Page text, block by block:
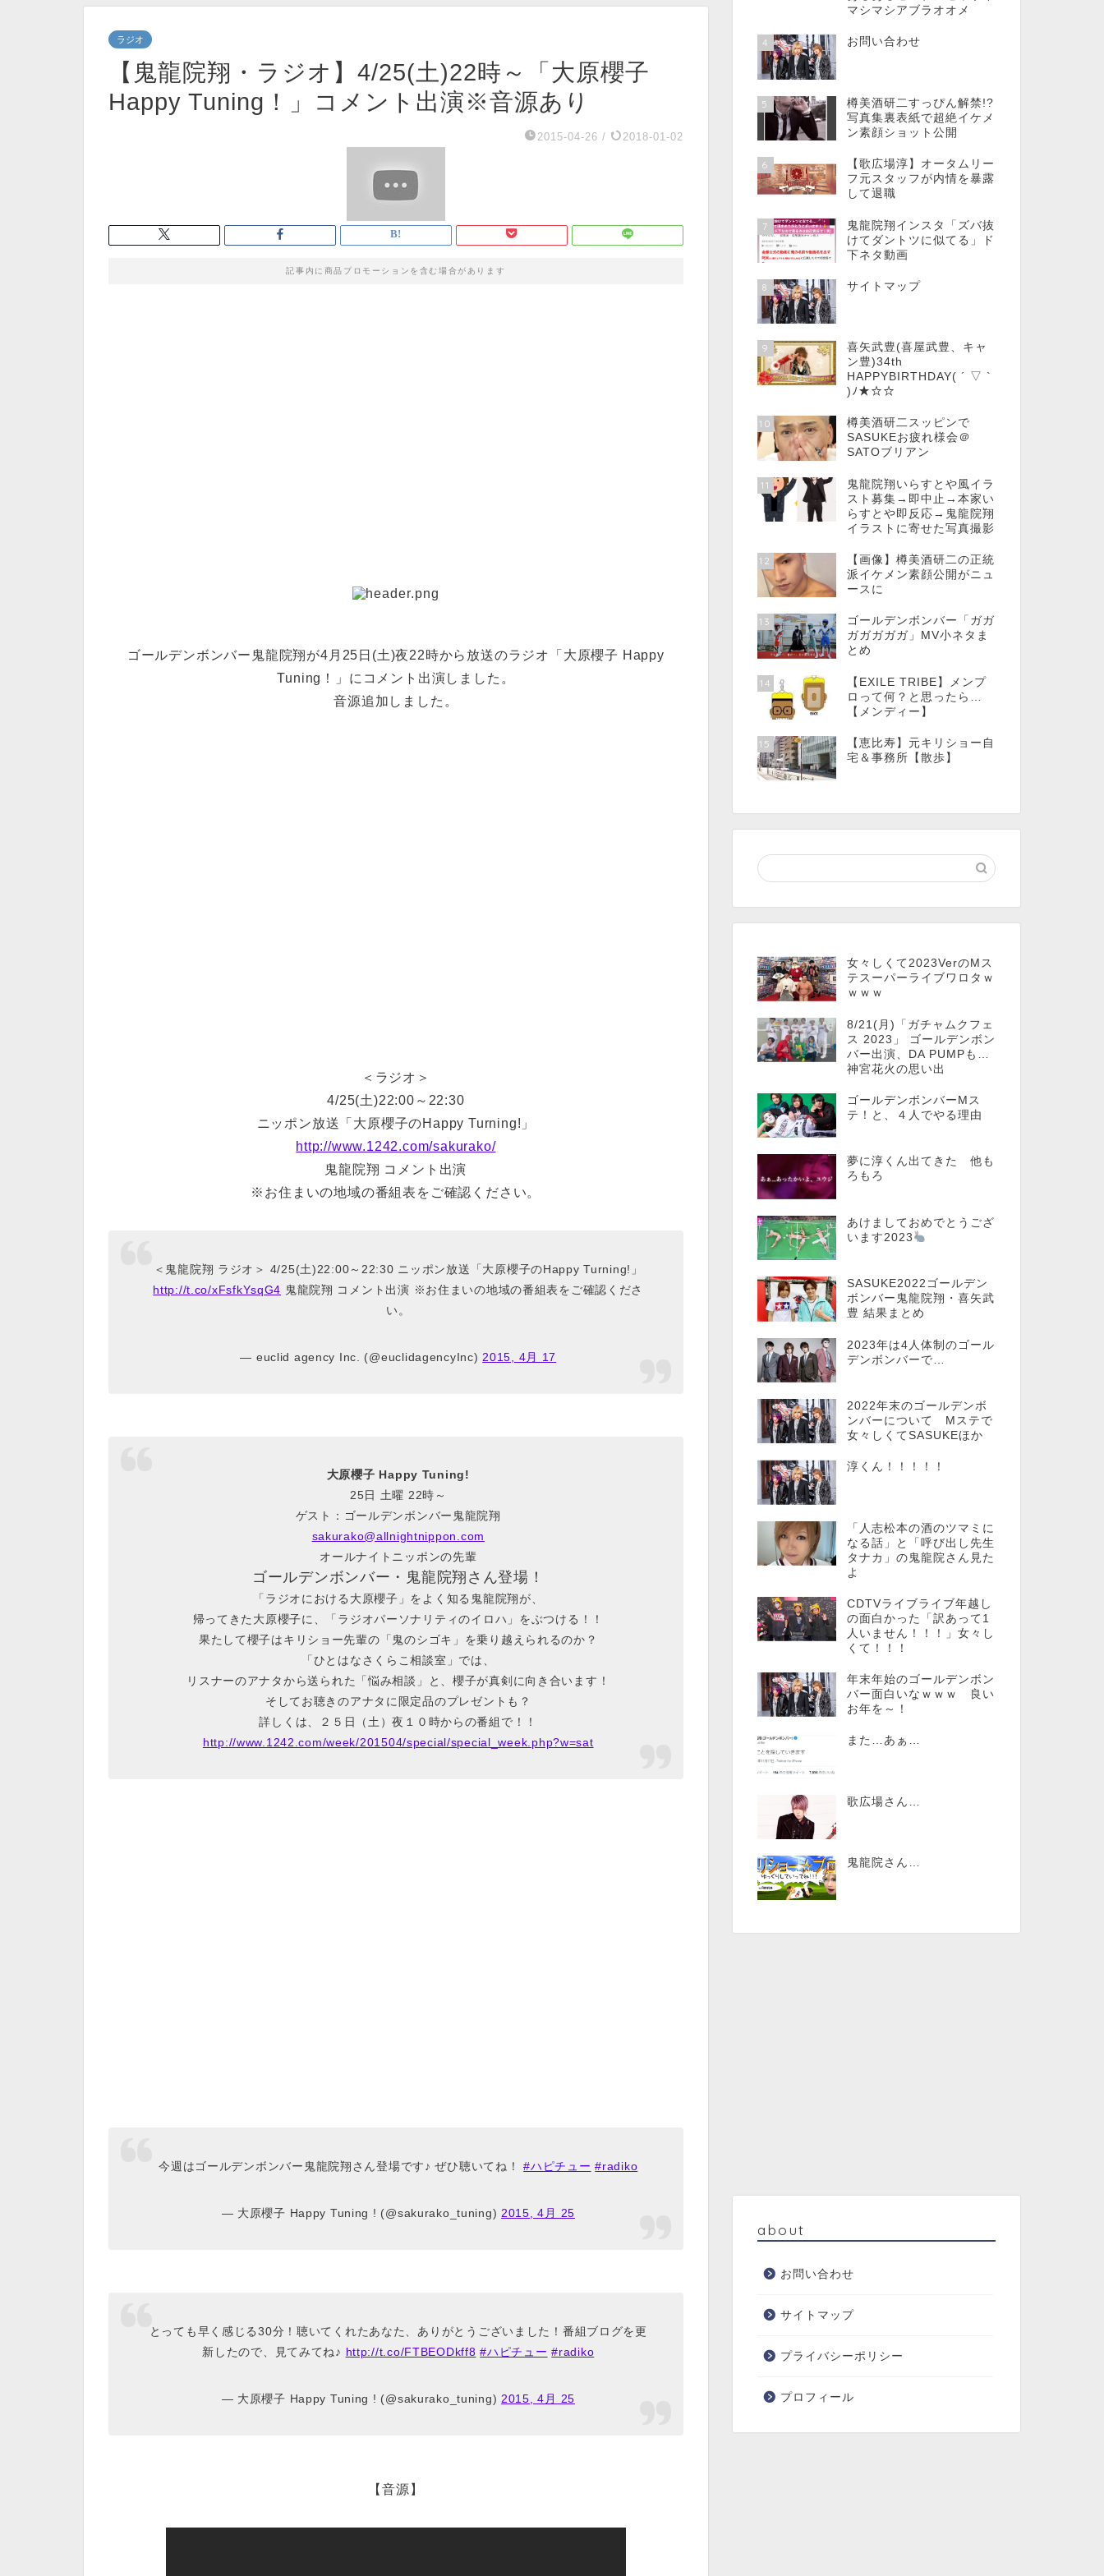
ラジオ
【鬼龍院翔・ラジオ】4/25(土)22時～「大原櫻子
Happy Tuning！」コメント出演※音源あり
2015-04-26 / 2018-01-02
記事内に商品プロモーションを含む場合があります
ゴールデンボンバー鬼龍院翔が4月25日(土)夜22時から放送のラジオ「大原櫻子 Happy
Tuning！」にコメント出演しました。
音源追加しました。
＜ラジオ＞
4/25(土)22:00～22:30
ニッポン放送「大原櫻子のHappy Turning!」
http://www.1242.com/sakurako/
鬼龍院翔 コメント出演
※お住まいの地域の番組表をご確認ください。
＜鬼龍院翔 ラジオ＞ 4/25(土)22:00～22:30 ニッポン放送「大原櫻子のHappy Turning!」
http://t.co/xFsfkYsqG4 鬼龍院翔 コメント出演 ※お住まいの地域の番組表をご確認くださ
い。
— euclid agency Inc. (@euclidagencyInc) 2015, 4月 17
大原櫻子 Happy Tuning!
25日 土曜 22時～
ゲスト：ゴールデンボンバー鬼龍院翔
sakurako@allnightnippon.com
オールナイトニッポンの先輩
ゴールデンボンバー・鬼龍院翔さん登場！
「ラジオにおける大原櫻子」をよく知る鬼龍院翔が、
帰ってきた大原櫻子に、「ラジオパーソナリティのイロハ」をぶつける！！
果たして櫻子はキリショー先輩の「鬼のシゴキ」を乗り越えられるのか？
「ひとはなさくらこ相談室」では、
リスナーのアナタから送られた「悩み相談」と、櫻子が真剣に向き合います！
そしてお聴きのアナタに限定品のプレゼントも？
詳しくは、２５日（土）夜１０時からの番組で！！
http://www.1242.com/week/201504/special/special_week.php?w=sat
今週はゴールデンボンバー鬼龍院翔さん登場です♪ ぜひ聴いてね！#ハピチュー #radiko
— 大原櫻子 Happy Tuning ! (@sakurako_tuning) 2015, 4月 25
とっても早く感じる30分！聴いてくれたあなた、ありがとうございました！番組ブログを更
新したので、見てみてね♪ http://t.co/FTBEODkff8 #ハピチュー #radiko
— 大原櫻子 Happy Tuning ! (@sakurako_tuning) 2015, 4月 25
【音源】
マシマシアブラオオメ
4 お問い合わせ
5
樽美酒研二すっぴん解禁!?
写真集裏表紙で超絶イケメ
ン素顔ショット公開
6
【歌広場淳】オータムリー
フ元スタッフが内情を暴露
して退職
7
鬼龍院翔インスタ「ズバ抜
けてダントツに似てる」ド
下ネタ動画
8 サイトマップ
9
喜矢武豊(喜屋武豊、キャ
ン豊)34th
HAPPYBIRTHDAY( ´ ▽ `
)ﾉ★☆☆
10
樽美酒研二スッピンで
SASUKEお疲れ様会＠
SATOブリアン
11
鬼龍院翔いらすとや風イラ
スト募集→即中止→本家い
らすとや即反応→鬼龍院翔
イラストに寄せた写真撮影
12
【画像】樽美酒研二の正統
派イケメン素顔公開がニュ
ースに
13
ゴールデンボンバー「ガガ
ガガガガガ」MV小ネタま
とめ
14
【EXILE TRIBE】メンプ
ロって何？と思ったら…
【メンディー】
15
【恵比寿】元キリショー自
宅＆事務所【散歩】
女々しくて2023VerのMス
テスーパーライブワロタｗ
ｗｗｗ
8/21(月)「ガチャムクフェ
ス 2023」 ゴールデンボン
バー出演、DA PUMPも…
神宮花火の思い出
ゴールデンボンバーMス
テ！と、４人でやる理由
夢に淳くん出てきた 他も
ろもろ
あけましておめでとうござ
います2023
SASUKE2022ゴールデン
ボンバー鬼龍院翔・喜矢武
豊 結果まとめ
2023年は4人体制のゴール
デンボンバーで…
2022年末のゴールデンボ
ンバーについて Mステで
女々しくてSASUKEほか
淳くん！！！！！
「人志松本の酒のツマミに
なる話」と「呼び出し先生
タナカ」の鬼龍院さん見た
よ
CDTVライブライブ年越し
の面白かった「訳あって1
人いません！！！」女々し
くて！！！
年末年始のゴールデンボン
バー面白いなｗｗｗ 良い
お年を～！
また…あぁ…
歌広場さん…
鬼龍院さん…
about
お問い合わせ
サイトマップ
プライバシーポリシー
プロフィール